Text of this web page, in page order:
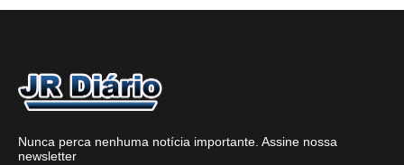
Nunca perca nenhuma notícia importante. Assine nossa
newsletter